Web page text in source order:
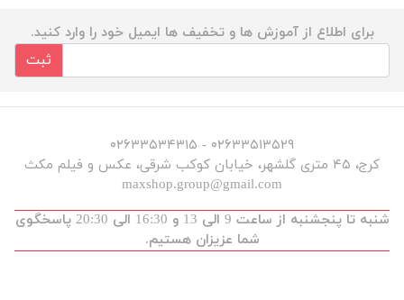
برای اطلاع از آموزش ها و تخفیف ها ایمیل خود را وارد کنید.
ثبت
۰۲۶۳۳۵۱۳۵۲۹ - ۰۲۶۳۳۵۳۴۳۱۵
کرج، ۴۵ متری گلشهر، خیابان کوکب شرقی، عکس و فیلم مکث
maxshop.group@gmail.com
شنبه تا پنجشنبه از ساعت 9 الی 13 و 16:30 الی 20:30 پاسخگوی
شما عزیزان هستیم.